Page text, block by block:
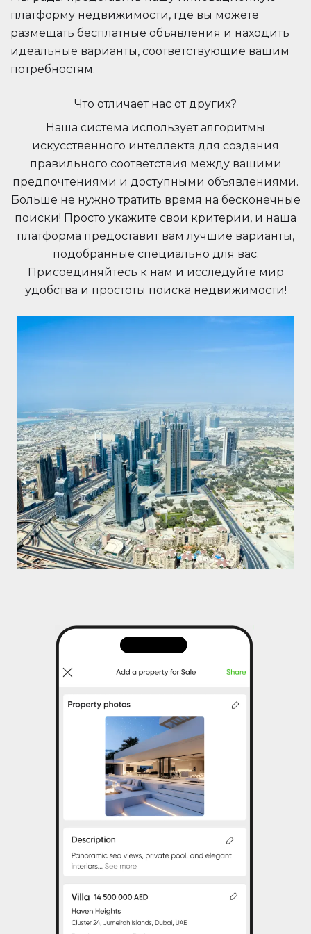
платформу недвижимости, где вы можете
размещать бесплатные объявления и находить
идеальные варианты, соответствующие вашим
потребностям.
Что отличает нас от других?
Наша система использует алгоритмы
искусственного интеллекта для создания
правильного соответствия между вашими
предпочтениями и доступными объявлениями.
Больше не нужно тратить время на бесконечные
поиски! Просто укажите свои критерии, и наша
платформа предоставит вам лучшие варианты,
подобранные специально для вас.
Присоединяйтесь к нам и исследуйте мир
удобства и простоты поиска недвижимости!